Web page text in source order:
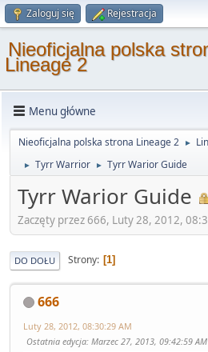
Zaloguj się Rejestracja
Nieoficjalna polska
Lineage 2
Menu główne
Nieoficjalna polska strona Lineage 2 ►
► Tyrr Warrior ► Tyrr Warior Guide
Tyrr Warior Guide
Zaczęty przez 666, Luty 28, 2012,
DO DOŁU Strony 1
666
Luty 28, 2012, 08:30:29 AM
Ostatnia edycja: Marzec 27, 2013, 09:42:59